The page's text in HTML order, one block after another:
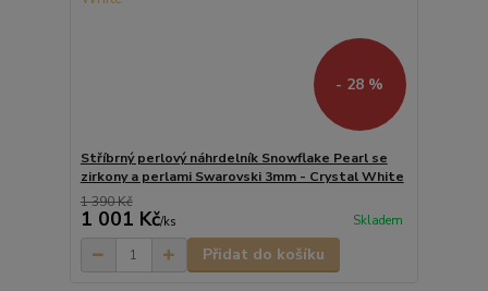
- 28 %
Stříbrný perlový náhrdelník Snowflake Pearl se
zirkony a perlami Swarovski 3mm - Crystal White
1 390 Kč
1 001 Kč/ks Skladem
Přidat do košíku